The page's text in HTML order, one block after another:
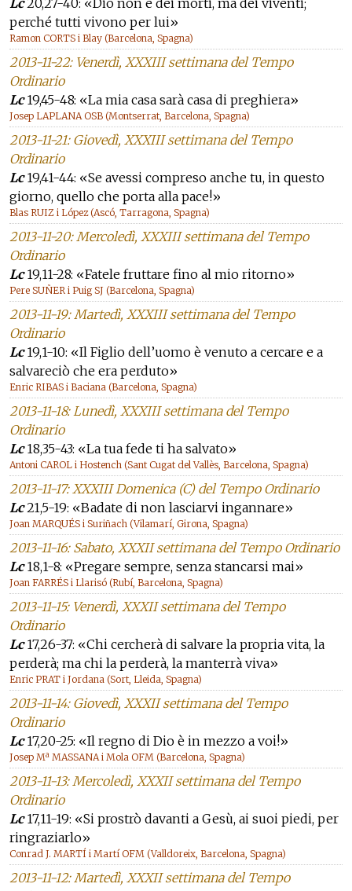
Lc20,27-40: «Dio non è dei morti, ma dei viventi;
perché tutti vivono per lui»
Ramon CORTS i Blay (Barcelona, Spagna)
2013-11-22: Venerdì, XXXIII settimana del Tempo
Ordinario
Lc19,45-48: «La mia casa sarà casa di preghiera»
Josep LAPLANA OSB (Montserrat, Barcelona, Spagna)
2013-11-21: Giovedì, XXXIII settimana del Tempo
Ordinario
Lc19,41-44: «Se avessi compreso anche tu, in questo
giorno, quello che porta alla pace!»
Blas RUIZ i López (Ascó, Tarragona, Spagna)
2013-11-20: Mercoledì, XXXIII settimana del Tempo
Ordinario
Lc19,11-28: «Fatele fruttare fino al mio ritorno»
Pere SUÑER i Puig SJ (Barcelona, Spagna)
2013-11-19: Martedì, XXXIII settimana del Tempo
Ordinario
Lc19,1-10: «Il Figlio dell’uomo è venuto a cercare e a
salvareciò che era perduto»
Enric RIBAS i Baciana (Barcelona, Spagna)
2013-11-18: Lunedì, XXXIII settimana del Tempo
Ordinario
Lc18,35-43: «La tua fede ti ha salvato»
Antoni CAROL i Hostench (Sant Cugat del Vallès, Barcelona, Spagna)
2013-11-17: XXXIII Domenica (C) del Tempo Ordinario
Lc21,5-19: «Badate di non lasciarvi ingannare»
Joan MARQUÉS i Suriñach (Vilamarí, Girona, Spagna)
2013-11-16: Sabato, XXXII settimana del Tempo Ordinario
Lc18,1-8: «Pregare sempre, senza stancarsi mai»
Joan FARRÉS i Llarisó (Rubí, Barcelona, Spagna)
2013-11-15: Venerdì, XXXII settimana del Tempo
Ordinario
Lc17,26-37: «Chi cercherà di salvare la propria vita, la
perderà; ma chi la perderà, la manterrà viva»
Enric PRAT i Jordana (Sort, Lleida, Spagna)
2013-11-14: Giovedì, XXXII settimana del Tempo
Ordinario
Lc17,20-25: «Il regno di Dio è in mezzo a voi!»
Josep Mª MASSANA i Mola OFM (Barcelona, Spagna)
2013-11-13: Mercoledì, XXXII settimana del Tempo
Ordinario
Lc17,11-19: «Si prostrò davanti a Gesù, ai suoi piedi, per
ringraziarlo»
Conrad J. MARTÍ i Martí OFM (Valldoreix, Barcelona, Spagna)
2013-11-12: Martedì, XXXII settimana del Tempo